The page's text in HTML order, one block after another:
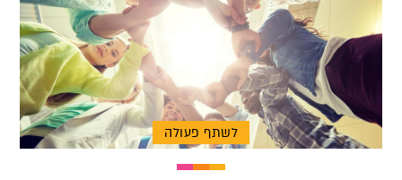
לשתף פעולה